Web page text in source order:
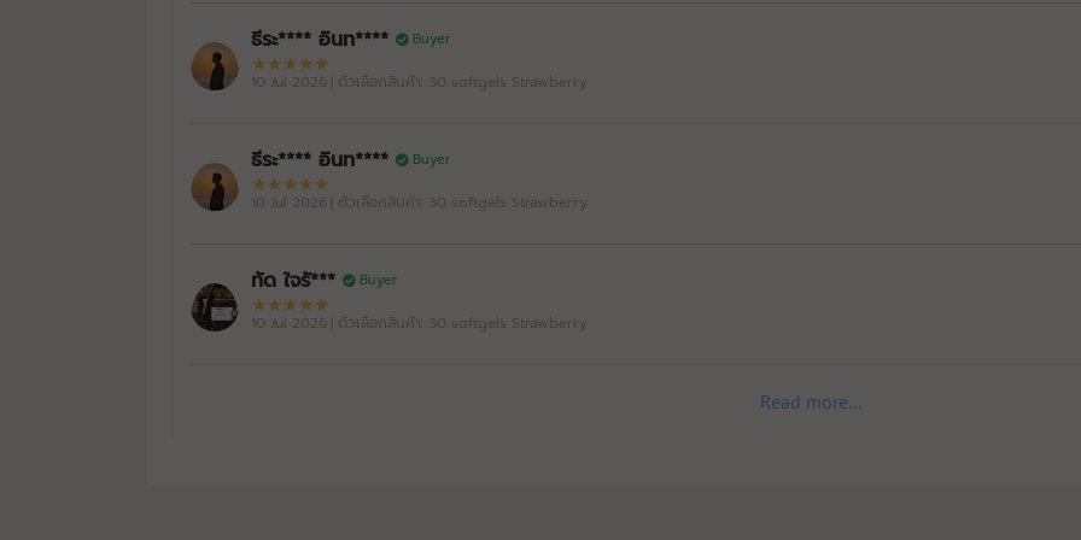
ธีระ**** อินท**** Buyer
10 Jul 2026 | ตัวเลือกสินค้า: 30 softgels Strawberry
ธีระ**** อินท**** Buyer
10 Jul 2026 | ตัวเลือกสินค้า: 30 softgels Strawberry
ทัด ใจรั*** Buyer
10 Jul 2026 | ตัวเลือกสินค้า: 30 softgels Strawberry
Read more...